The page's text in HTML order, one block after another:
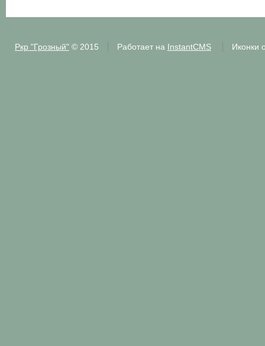
Ркр "Грозный"© 2015 Работает на InstantCMS Иконки